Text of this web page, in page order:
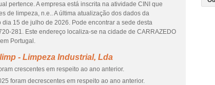
pertence. A empresa está inscrita na atividade CINI que
de limpeza, n.e.. A última atualização dos dados da
dia 15 de julho de 2026. Pode encontrar a sede desta
281. Este endereço localiza-se na cidade de CARRAZEDO
Portugal.
- Limpeza Industrial, Lda
crescentes em respeito ao ano anterior.
foram decrescentes em respeito ao ano anterior.